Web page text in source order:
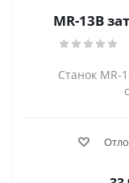
MR-13B
Станок MR-